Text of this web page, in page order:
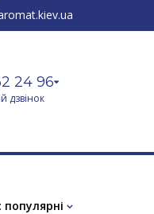
24 96
дзвінок
популярні